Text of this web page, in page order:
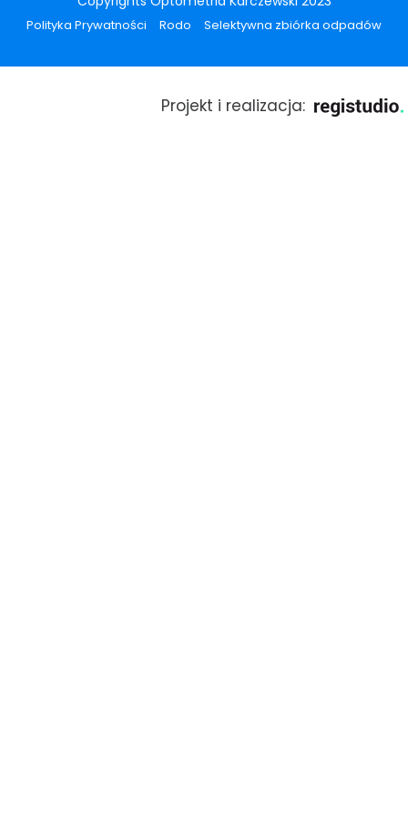
Polityka Prywatności Rodo Selektywna zbiórka odpadów
Projekt i realizacja: